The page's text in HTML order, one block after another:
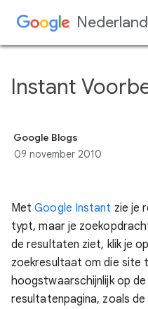
Doorgaan
Instant
Google Blogs
09 november 2010
MetGoogle Instant zie je
typt, maar je
de resultaten ziet, klik je
zoekresultaat om die site
hoogstwaarschijnlijk op
resultatenpagina, zoals